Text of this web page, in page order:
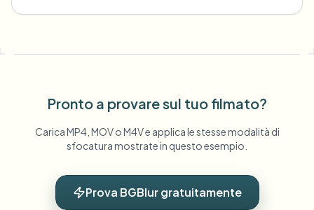
Pronto a provare sul tuo filmato?
Carica MP4, MOV o M4V e applica le stesse modalità di
sfocatura mostrate in questo esempio.
Prova BGBlur gratuitamente